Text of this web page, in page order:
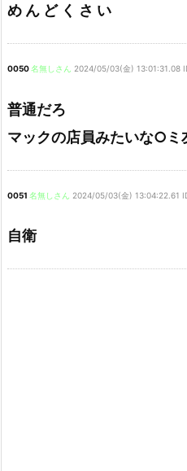
め ん ど く さ い
0050名無しさん 2024/05/03(金) 13:01:31.08
普通だろ
マックの店員みたいな○ミ
0051 名無しさん 2024/05/03(金) 13:04:22.61
自衛